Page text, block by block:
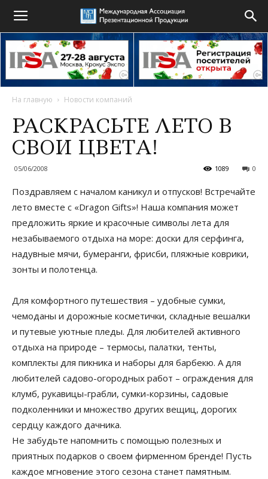
На главную Новости компаний
РАСКРАСЬТЕ ЛЕТО В
СВОИ ЦВЕТА!
05/06/2008 0
1089
Поздравляем с началом каникул и отпусков! Встречайте
лето вместе с «Dragon Gifts»! Наша компания может
предложить яркие и красочные символы лета для
незабываемого отдыха на море: доски для серфинга,
надувные мячи, бумеранги, фрисби, пляжные коврики,
зонты и полотенца.
Для комфортного путешествия – удобные сумки,
чемоданы и дорожные косметички, складные вешалки
и путевые уютные пледы. Для любителей активного
отдыха на природе – термосы, палатки, тенты,
комплекты для пикника и наборы для барбекю. А для
любителей садово-огородных работ – ограждения для
клумб, рукавицы-грабли, сумки-корзины, садовые
подколенники и множество других вещиц, дорогих
сердцу каждого дачника.
Не забудьте напомнить с помощью полезных и
приятных подарков о своем фирменном бренде! Пусть
каждое мгновение этого сезона станет памятным.